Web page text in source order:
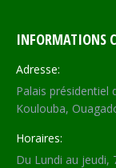
INFORMATIONS
Adresse:
Palais présidentiel
Koulouba,
Horaires:
Du Lundi au jeudi,